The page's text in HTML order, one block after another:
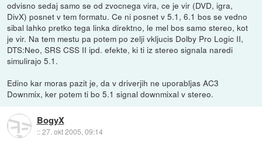
odvisno sedaj samo se od zvocnega vira, ce je vir (DVD, igra,
DivX) posnet v tem formatu. Ce ni posnet v 5.1, 6.1 bos se vedno
sibal lahko pretko tega linka direktno, le mel bos samo stereo, kot
je vir. Na tem mestu pa potem po zelji vkljucis Dolby Pro Logic II,
DTS:Neo, SRS CSS II ipd. efekte, ki ti iz stereo signala naredi
simulirajo 5.1.
Edino kar moras pazit je, da v driverjih ne uporabljas AC3
Downmix, ker potem ti bo 5.1 signal downmixal v stereo.
BogyX
::27. okt 2005, 09:14